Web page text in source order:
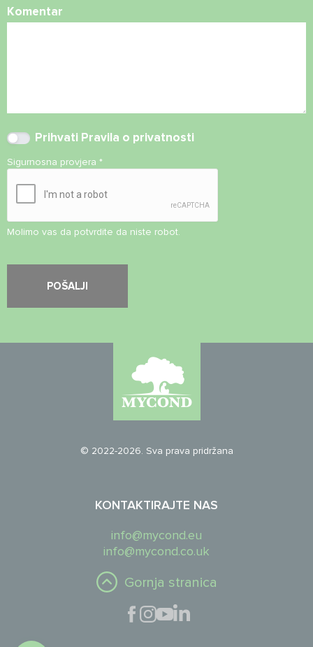
Komentar
Prihvati Pravila o privatnosti
Sigurnosna provjera *
Molimo vas da potvrdite da niste robot.
© 2022-2026. Sva prava pridržana
KONTAKTIRAJTE NAS
info@mycond.eu
info@mycond.co.uk
Gornja stranica